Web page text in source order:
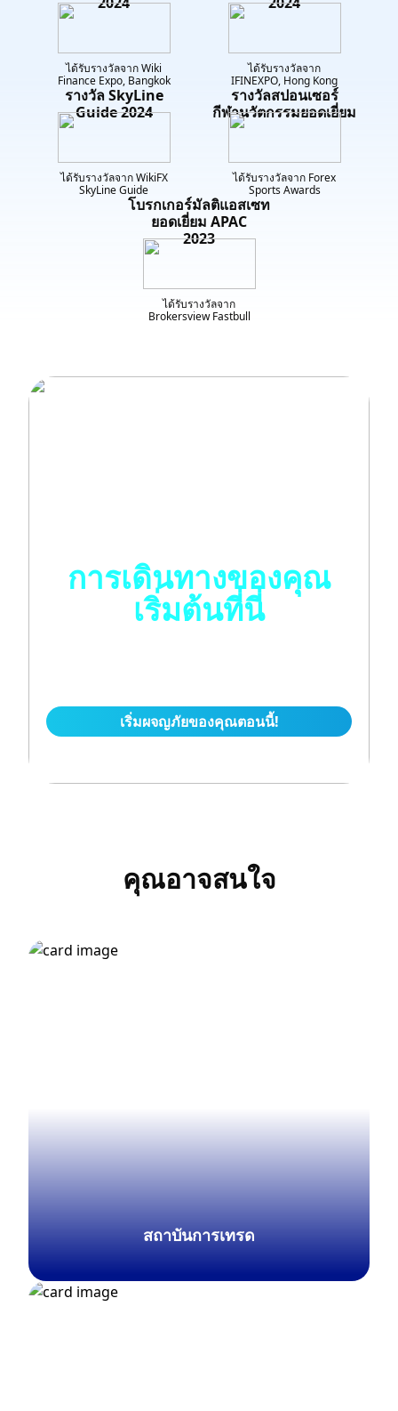
ได้รับรางวัลจาก Wiki
Finance Expo, Bangkok
ได้รับรางวัลจาก
IFINEXPO, Hong Kong
รางวัล SkyLine
Guide 2024
ได้รับรางวัลจาก WikiFX
SkyLine Guide
รางวัลสปอนเซอร์
กีฬานวัตกรรมยอดเยี่ยม
ได้รับรางวัลจาก Forex
Sports Awards
โบรกเกอร์มัลติแอสเซท
ยอดเยี่ยม APAC
2023
ได้รับรางวัลจาก
Brokersview Fastbull
การเดินทางของคุณ
เริ่มต้นที่นี่
เริ่มผจญภัยของคุณตอนนี้!
คุณอาจสนใจ
สถาบันการเทรด